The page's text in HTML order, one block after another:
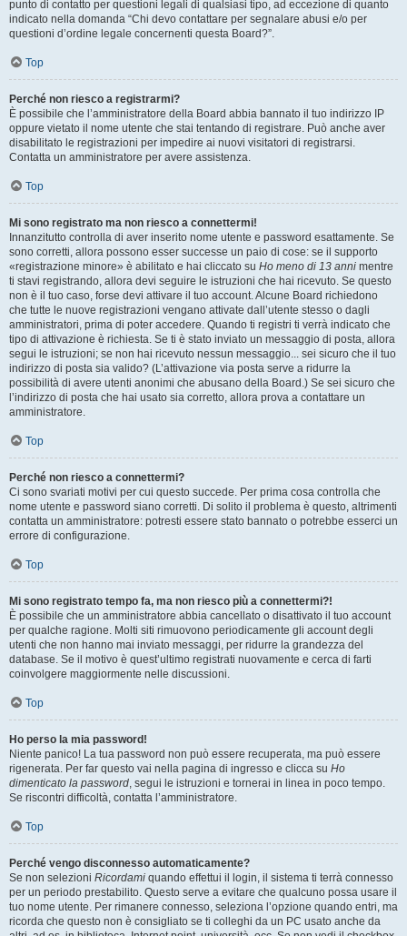
punto di contatto per questioni legali di qualsiasi tipo, ad eccezione di quanto
indicato nella domanda “Chi devo contattare per segnalare abusi e/o per
questioni d’ordine legale concernenti questa Board?”.
Top
Perché non riesco a registrarmi?
È possibile che l’amministratore della Board abbia bannato il tuo indirizzo IP
oppure vietato il nome utente che stai tentando di registrare. Può anche aver
disabilitato le registrazioni per impedire ai nuovi visitatori di registrarsi.
Contatta un amministratore per avere assistenza.
Top
Mi sono registrato ma non riesco a connettermi!
Innanzitutto controlla di aver inserito nome utente e password esattamente. Se
sono corretti, allora possono esser successe un paio di cose: se il supporto
«registrazione minore» è abilitato e hai cliccato su Ho meno di 13 anni mentre
ti stavi registrando, allora devi seguire le istruzioni che hai ricevuto. Se questo
non è il tuo caso, forse devi attivare il tuo account. Alcune Board richiedono
che tutte le nuove registrazioni vengano attivate dall’utente stesso o dagli
amministratori, prima di poter accedere. Quando ti registri ti verrà indicato che
tipo di attivazione è richiesta. Se ti è stato inviato un messaggio di posta, allora
segui le istruzioni; se non hai ricevuto nessun messaggio... sei sicuro che il tuo
indirizzo di posta sia valido? (L’attivazione via posta serve a ridurre la
possibilità di avere utenti anonimi che abusano della Board.) Se sei sicuro che
l’indirizzo di posta che hai usato sia corretto, allora prova a contattare un
amministratore.
Top
Perché non riesco a connettermi?
Ci sono svariati motivi per cui questo succede. Per prima cosa controlla che
nome utente e password siano corretti. Di solito il problema è questo, altrimenti
contatta un amministratore: potresti essere stato bannato o potrebbe esserci un
errore di configurazione.
Top
Mi sono registrato tempo fa, ma non riesco più a connettermi?!
È possibile che un amministratore abbia cancellato o disattivato il tuo account
per qualche ragione. Molti siti rimuovono periodicamente gli account degli
utenti che non hanno mai inviato messaggi, per ridurre la grandezza del
database. Se il motivo è quest’ultimo registrati nuovamente e cerca di farti
coinvolgere maggiormente nelle discussioni.
Top
Ho perso la mia password!
Niente panico! La tua password non può essere recuperata, ma può essere
rigenerata. Per far questo vai nella pagina di ingresso e clicca su Ho
dimenticato la password, segui le istruzioni e tornerai in linea in poco tempo.
Se riscontri difficoltà, contatta l’amministratore.
Top
Perché vengo disconnesso automaticamente?
Se non selezioni Ricordami quando effettui il login, il sistema ti terrà connesso
per un periodo prestabilito. Questo serve a evitare che qualcuno possa usare il
tuo nome utente. Per rimanere connesso, seleziona l’opzione quando entri, ma
ricorda che questo non è consigliato se ti colleghi da un PC usato anche da